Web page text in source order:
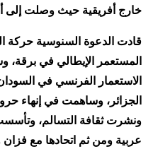
خارج أفريقية حيث وصلت إلى
قادت الدعوة السنوسية حركة
المستعمر الإيطالي في
الاستعمار الفرنسي في
الجزائر، وساهمت في إنهاء
ونشرت ثقافة التسالم،
عربية ومن ثم اتحادها مع